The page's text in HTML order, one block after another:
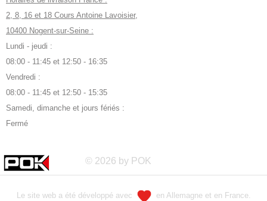
2, 8, 16 et 18 Cours Antoine Lavoisier,
10400 Nogent-sur-Seine :
Lundi - jeudi :
08:00 - 11:45 et 12:50 - 16:35
Vendredi :
08:00 - 11:45 et 12:50 - 15:35
Samedi, dimanche et jours fériés :
Fermé
© 2026 by POK
Le site web a été développé avec en Allemagne et en France.